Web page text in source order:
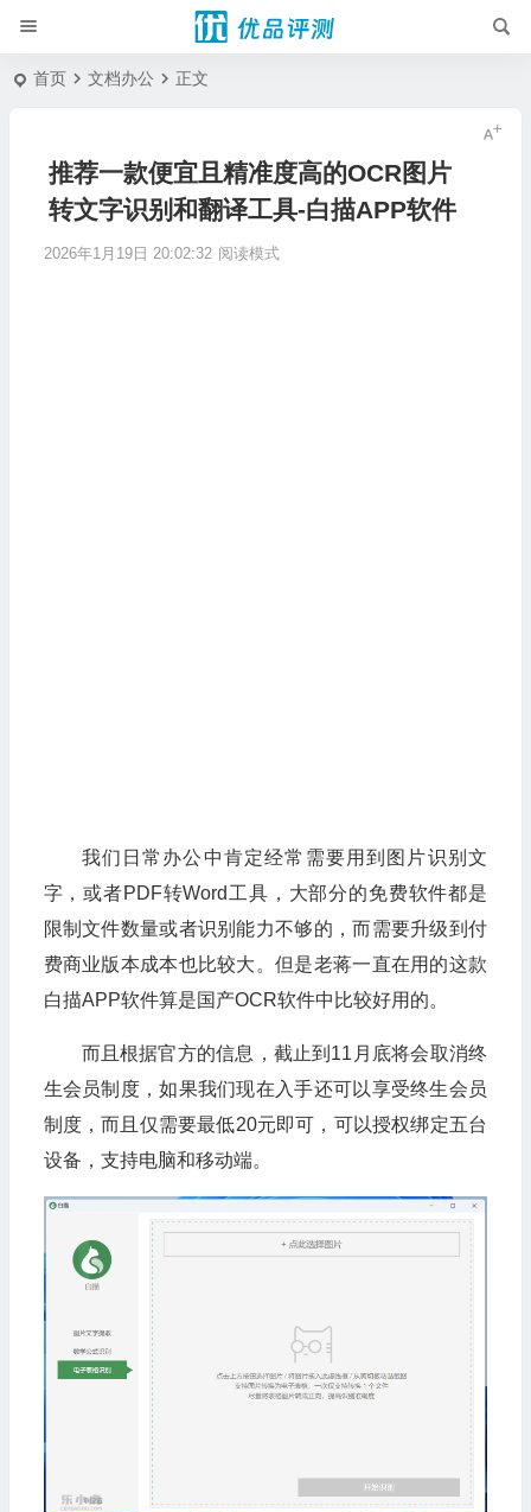
首页 文档办公 正文
推荐一款便宜且精准度高的OCR图片
转文字识别和翻译工具-白描APP软件
2026年1月19日 20:02:32 阅读模式
我们日常办公中肯定经常需要用到图片识别文
字，或者PDF转Word工具，大部分的免费软件都是
限制文件数量或者识别能力不够的，而需要升级到付
费商业版本成本也比较大。但是老蒋一直在用的这款
白描APP软件算是国产OCR软件中比较好用的。
而且根据官方的信息，截止到11月底将会取消终
生会员制度，如果我们现在入手还可以享受终生会员
制度，而且仅需要最低20元即可，可以授权绑定五台
设备，支持电脑和移动端。